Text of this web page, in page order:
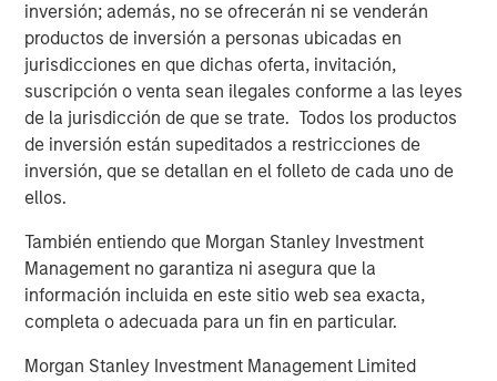
inversión; además, no se ofrecerán ni se venderán
productos de inversión a personas ubicadas en
jurisdicciones en que dichas oferta, invitación,
suscripción o venta sean ilegales conforme a las leyes
de la jurisdicción de que se trate. Todos los productos
de inversión están supeditados a restricciones de
inversión, que se detallan en el folleto de cada uno de
ellos.
También entiendo que Morgan Stanley Investment
Management no garantiza ni asegura que la
información incluida en este sitio web sea exacta,
completa o adecuada para un fin en particular.
Morgan Stanley Investment Management Limited
days of the Shale Revolution. We look forward to seeing
the continued growth of the combined platform with XRI
and to sharpening the focus on our remaining water
logistics, supply and disposal business focused in the
Marcellus and Utica Basins.”
Gabriel added, “Given the growing preference of the
industry to reuse and recycle produced water in the
commitment to environmental stewardship and
strengthens the company’s position as the standard
bearer of the water midstream sector.”
development of cost-effective, reliable water treatment,